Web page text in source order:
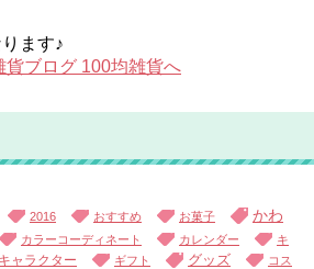
ます♪
2016 おすすめ お菓子
かわ
カラーコーディネート カレンダー
キ
キャラクター ギフト グッズ コス